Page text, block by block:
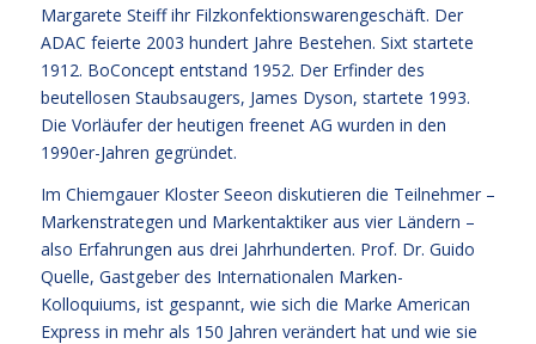
Margarete Steiff ihr Filzkonfektionswarengeschäft. Der
ADAC feierte 2003 hundert Jahre Bestehen. Sixt startete
1912. BoConcept entstand 1952. Der Erfinder des
beutellosen Staubsaugers, James Dyson, startete 1993.
Die Vorläufer der heutigen freenet AG wurden in den
1990er-Jahren gegründet.
Im Chiemgauer Kloster Seeon diskutieren die Teilnehmer –
Markenstrategen und Markentaktiker aus vier Ländern –
also Erfahrungen aus drei Jahrhunderten. Prof. Dr. Guido
Quelle, Gastgeber des Internationalen Marken-
Kolloquiums, ist gespannt, wie sich die Marke American
Express in mehr als 150 Jahren verändert hat und wie sie